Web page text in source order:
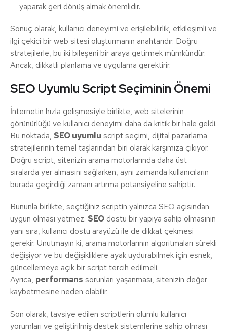
yaparak geri dönüş almak önemlidir.
Sonuç olarak, kullanıcı deneyimi ve erişilebilirlik, etkileşimli ve
ilgi çekici bir web sitesi oluşturmanın anahtarıdır. Doğru
stratejilerle, bu iki bileşeni bir araya getirmek mümkündür.
Ancak, dikkatli planlama ve uygulama gerektirir.
SEO Uyumlu Script Seçiminin Önemi
İnternetin hızla gelişmesiyle birlikte, web sitelerinin
görünürlüğü ve kullanıcı deneyimi daha da kritik bir hale geldi.
Bu noktada, SEO uyumlu script seçimi, dijital pazarlama
stratejilerinin temel taşlarından biri olarak karşımıza çıkıyor.
Doğru script, sitenizin arama motorlarında daha üst
sıralarda yer almasını sağlarken, aynı zamanda kullanıcıların
burada geçirdiği zamanı artırma potansiyeline sahiptir.
Bununla birlikte, seçtiğiniz scriptin yalnızca SEO açısından
uygun olması yetmez. SEO dostu bir yapıya sahip olmasının
yanı sıra, kullanıcı dostu arayüzü ile de dikkat çekmesi
gerekir. Unutmayın ki, arama motorlarının algoritmaları sürekli
değişiyor ve bu değişikliklere ayak uydurabilmek için esnek,
güncellemeye açık bir script tercih edilmeli.
Ayrıca, performans sorunları yaşanması, sitenizin değer
kaybetmesine neden olabilir.
Son olarak, tavsiye edilen scriptlerin olumlu kullanıcı
yorumları ve geliştirilmiş destek sistemlerine sahip olması